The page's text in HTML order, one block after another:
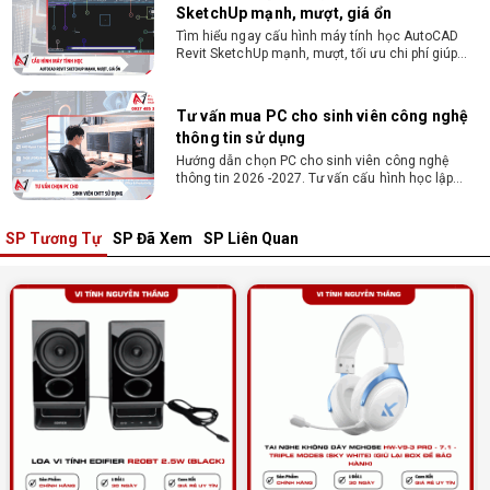
Tư vấn mua PC cho sinh viên công nghệ
thông tin sử dụng
chi phí.
Sinh viên nên mua laptop hay PC ?
Sinh viên nên mua laptop hay PC? Đây là băn
ngành, hợp túi tiền!
Hình Nào Đáng Tiền?
Tìm laptop sinh viên 15–20 triệu phù hợp ngành
học năm 2026? Khám phá cách chọn cấu hình,
RAM, SSD, màn hình và khả năng nâng cấp hợp lý.
Tổng hợp 7 laptop sinh viên dưới 15 triệu
nên mua
Bạn tìm laptop cho sinh viên dưới 15 triệu mượt
mà, bền bỉ? Xem ngay gợi ý các thương hiệu
laptop bền, cấu hình mạnh cho sinh viên sử dụng
SP Tương Tự SP Đã Xem SP Liên Quan